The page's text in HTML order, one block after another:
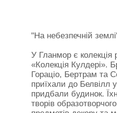
"На небезпечній
У Гланмор є колекція
«Колекція Кулдері».
Гораціо, Бертрам та
приїхали до Белвілл
придбали будинок.
творів